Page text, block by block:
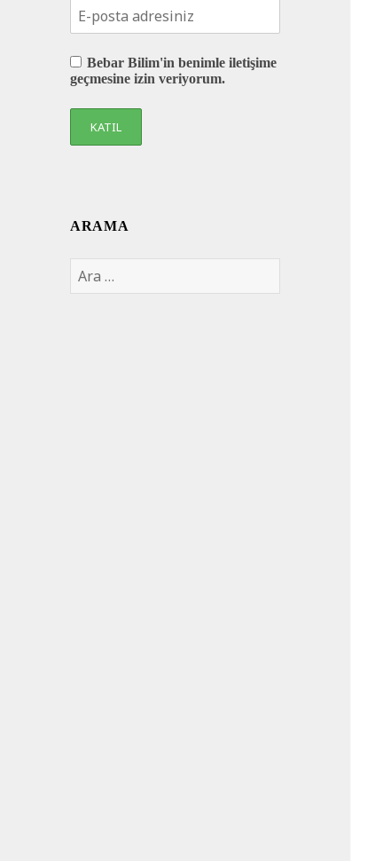
Bebar Bilim'in benimle iletişime
geçmesine izin veriyorum.
ARAMA
Arama: